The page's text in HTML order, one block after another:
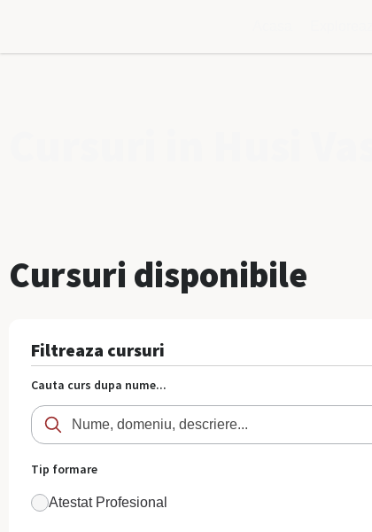
Cursuri disponibile
Filtreaza cursuri
Cauta curs dupa nume...
Tip formare
Atestat Profesional